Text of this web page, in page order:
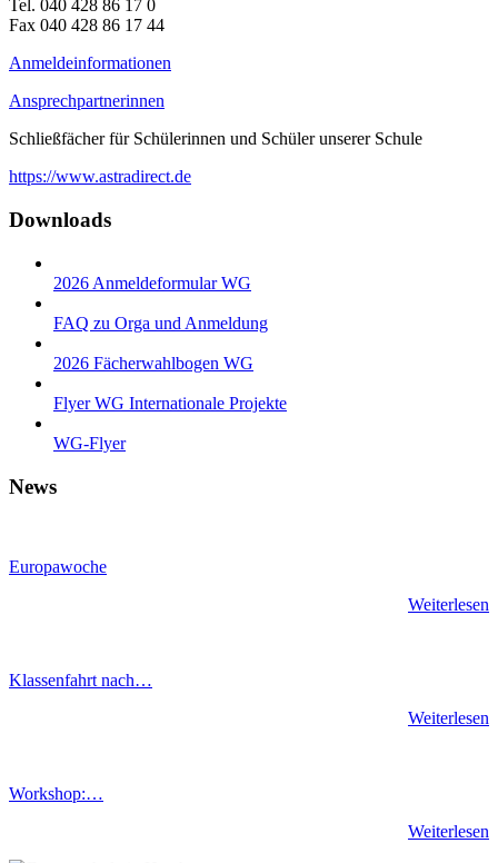
Tel. 040 428 86 17 0
Fax 040 428 86 17 44
Anmeldeinformationen
Ansprechpartnerinnen
Schließfächer für Schülerinnen und Schüler unserer Schule
https://www.astradirect.de
Downloads
2026 Anmeldeformular WG
FAQ zu Orga und Anmeldung
2026 Fächerwahlbogen WG
Flyer WG Internationale Projekte
WG-Flyer
News
Europawoche
Weiterlesen
Klassenfahrt nach…
Weiterlesen
Workshop:…
Weiterlesen